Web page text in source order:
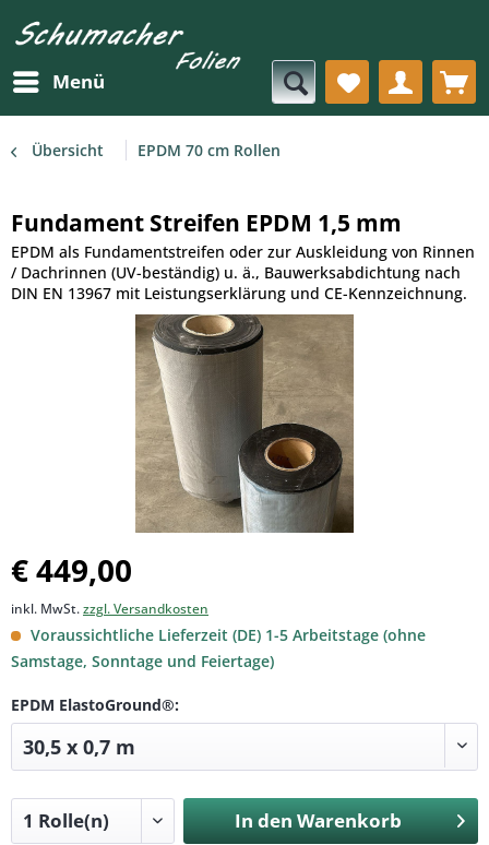
Menü
Übersicht EPDM 70 cm Rollen
Fundament Streifen EPDM 1,5 mm
EPDM als Fundamentstreifen oder zur Auskleidung von Rinnen
/ Dachrinnen (UV-beständig) u. ä., Bauwerksabdichtung nach
DIN EN 13967 mit Leistungserklärung und CE-Kennzeichnung.
€ 449,00
inkl. MwSt.zzgl. Versandkosten
Voraussichtliche Lieferzeit (DE) 1-5 Arbeitstage (ohne
Samstage, Sonntage und Feiertage)
EPDM ElastoGround®:
In denWarenkorb